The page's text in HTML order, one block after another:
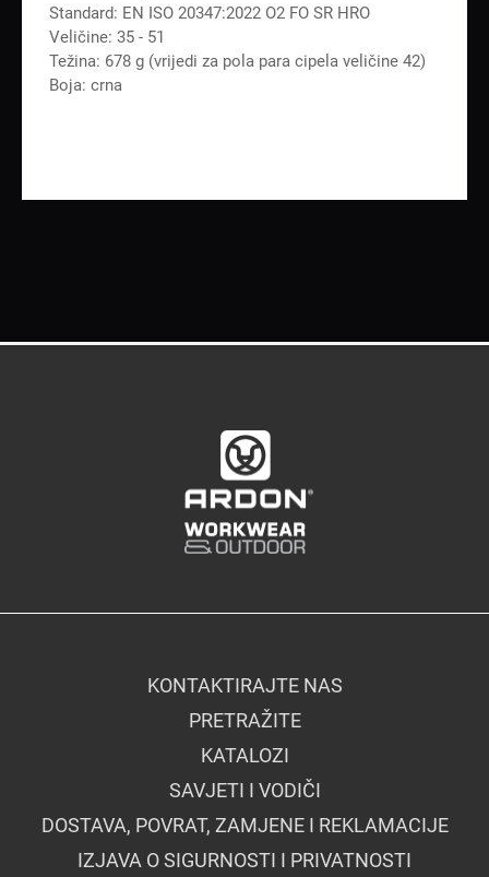
Standard: EN ISO 20347:2022 O2 FO SR HRO
Veličine: 35 - 51
Težina: 678 g (vrijedi za pola para cipela veličine 42)
Boja: crna
KONTAKTIRAJTE NAS
PRETRAŽITE
KATALOZI
SAVJETI I VODIČI
DOSTAVA, POVRAT, ZAMJENE I REKLAMACIJE
IZJAVA O SIGURNOSTI I PRIVATNOSTI